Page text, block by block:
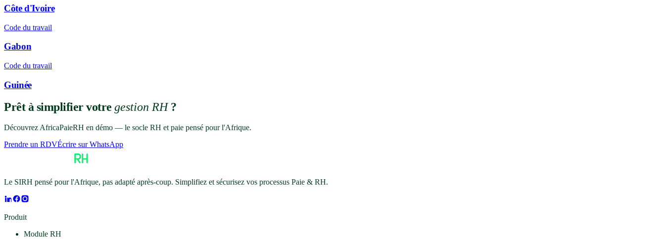
Côte d'Ivoire
Code du travail
Gabon
Code du travail
Guinée
Prêt à simplifier votregestion RH?
Découvrez AfricaPaieRH en démo — le socle RH et paie pensé pour l'Afrique.
Prendre un RDVÉcrire sur WhatsApp
Le SIRH pensé pour l'Afrique, pas adapté après-coup. Simplifiez et sécurisez vos processus Paie & RH.
Produit
Module RH